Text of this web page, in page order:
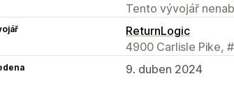
Tento vývojář
ReturnLogic
4900 Carlisle Pike,
9. duben 2024